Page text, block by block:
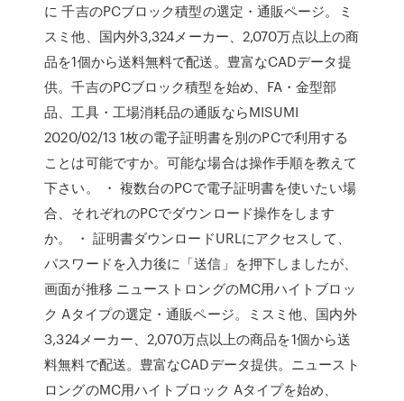
に 千吉のPCブロック積型の選定・通販ページ。ミ
スミ他、国内外3,324メーカー、2,070万点以上の商
品を1個から送料無料で配送。豊富なCADデータ提
供。千吉のPCブロック積型を始め、FA・金型部
品、工具・工場消耗品の通販ならMISUMI
2020/02/13 1枚の電子証明書を別のPCで利用する
ことは可能ですか。可能な場合は操作手順を教えて
下さい。 ・ 複数台のPCで電子証明書を使いたい場
合、それぞれのPCでダウンロード操作をします
か。 ・ 証明書ダウンロードURLにアクセスして、
パスワードを入力後に「送信」を押下しましたが、
画面が推移 ニューストロングのMC用ハイトブロッ
ク Aタイプの選定・通販ページ。ミスミ他、国内外
3,324メーカー、2,070万点以上の商品を1個から送
料無料で配送。豊富なCADデータ提供。ニュースト
ロングのMC用ハイトブロック Aタイプを始め、